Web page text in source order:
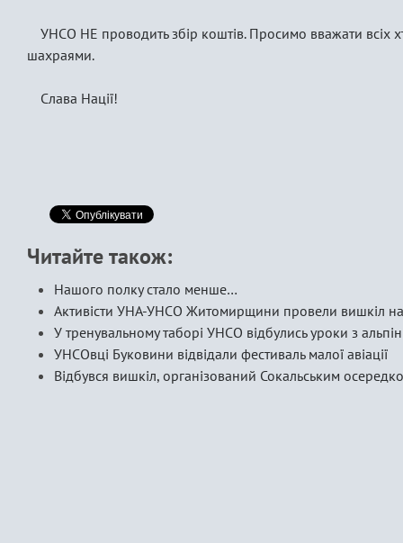
УНСО НЕ проводить збір коштів. Просимо вважати всіх
шахраями.
Слава Нації!
Читайте також:
Нашого полку стало менше…
Активісти УНА-УНСО Житомирщини провели вишкіл на
У тренувальному таборі УНСО відбулись уроки з
УНСОвці Буковини відвідали фестиваль малої авіації
Відбувся вишкіл, організований Сокальським